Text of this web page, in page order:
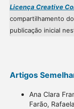
Licença Creative
compartilhamento
publicação inicial
Artigos
Ana Clara
Farão,